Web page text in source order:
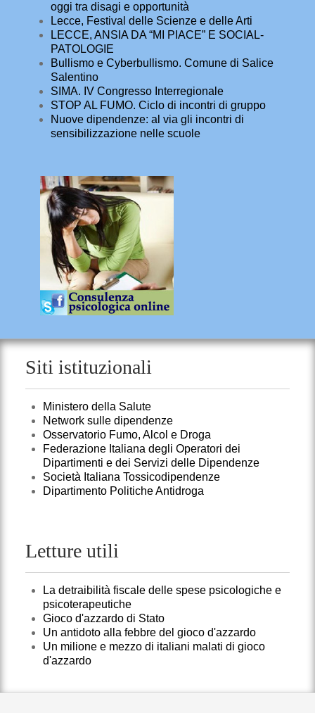
oggi tra disagi e opportunità
Lecce, Festival delle Scienze e delle Arti
LECCE, ANSIA DA “MI PIACE” E SOCIAL-
PATOLOGIE
Bullismo e Cyberbullismo. Comune di Salice
Salentino
SIMA. IV Congresso Interregionale
STOP AL FUMO. Ciclo di incontri di gruppo
Nuove dipendenze: al via gli incontri di
sensibilizzazione nelle scuole
Siti istituzionali
Ministero della Salute
Network sulle dipendenze
Osservatorio Fumo, Alcol e Droga
Federazione Italiana degli Operatori dei
Dipartimenti e dei Servizi delle Dipendenze
Società Italiana Tossicodipendenze
Dipartimento Politiche Antidroga
Letture utili
La detraibilità fiscale delle spese psicologiche e
psicoterapeutiche
Gioco d'azzardo di Stato
Un antidoto alla febbre del gioco d'azzardo
Un milione e mezzo di italiani malati di gioco
d'azzardo